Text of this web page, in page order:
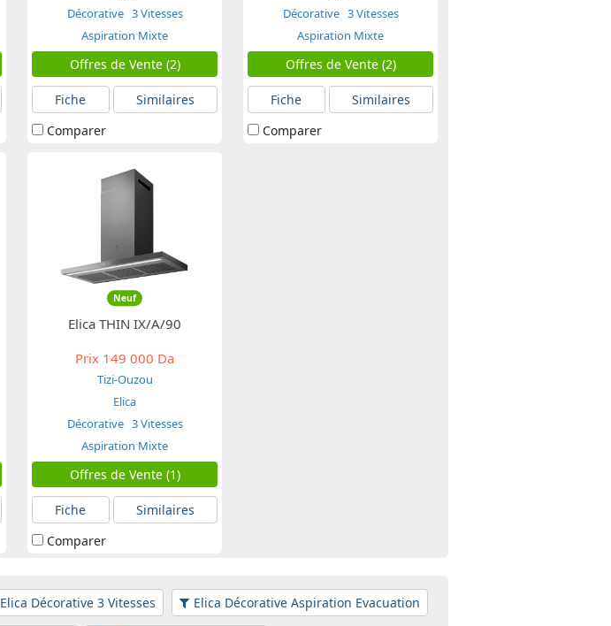
Décorative 3 Vitesses
Aspiration Mixte
Offres de Vente (2)
Fiche
Similaires
Comparer
Décorative 3 Vitesses
Aspiration Mixte
Offres de Vente (2)
Fiche
Similaires
Comparer
Neuf
Elica THIN IX/A/90
Prix 149 000 Da
Tizi-Ouzou
Elica
Décorative 3 Vitesses
Aspiration Mixte
Offres de Vente (1)
Fiche
Similaires
Comparer
Elica Décorative 3 Vitesses Elica Décorative Aspiration Evacuation